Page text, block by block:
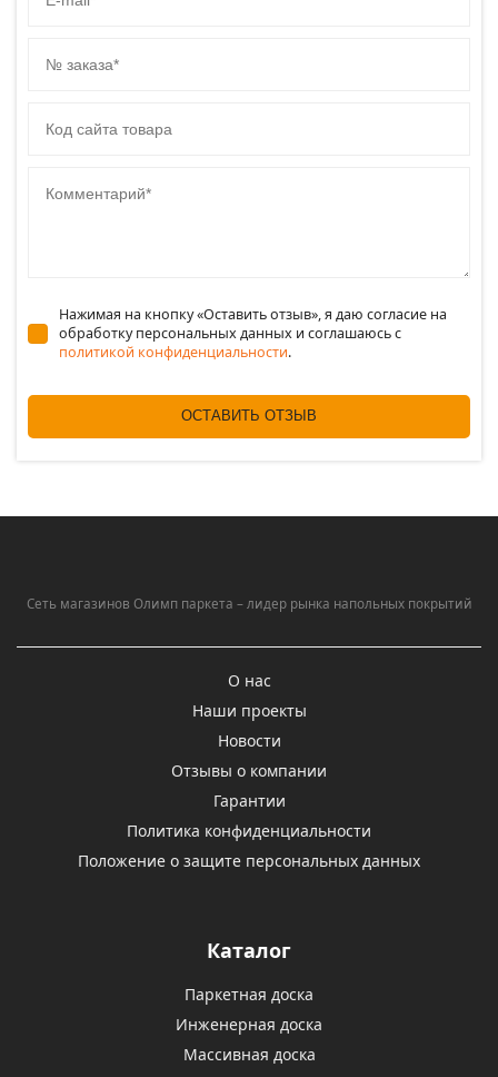
Нажимая на кнопку «Оставить отзыв», я даю согласие на
обработку персональных данных и соглашаюсь c
политикой конфиденциальности.
ОСТАВИТЬ ОТЗЫВ
Сеть магазинов Олимп паркета – лидер рынка напольных покрытий
О нас
Наши проекты
Новости
Отзывы о компании
Гарантии
Политика конфиденциальности
Положение о защите персональных данных
Каталог
Паркетная доска
Инженерная доска
Массивная доска